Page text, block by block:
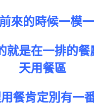
來的時候一模
就是在一排的餐
天用餐區
餐肯定別有一